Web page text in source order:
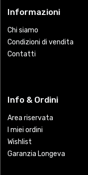
Informazioni
Chi siamo
Condizioni di vendita
Contatti
Info & Ordini
Area riservata
I miei ordini
Wishlist
Garanzia Longeva